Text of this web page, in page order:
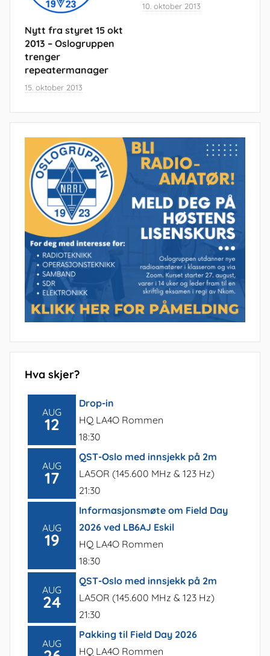
Nytt fra styret 15 okt
2013 – Oslogruppen
trenger
repeatermanager
15. oktober 2013
10. oktober 2013
Hva skjer?
AUG
12
Drop-in
HQ LA4O Rommen
18:30
AUG
17
QST-Oslo med innsjekk på 2m
LA5OR (145.600 MHz & 123 Hz)
21:30
AUG
19
Informasjonsmøte om Field Day
2026 ved LB6AJ Eskil
HQ LA4O Rommen
18:30
AUG
24
QST-Oslo med innsjekk på 2m
LA5OR (145.600 MHz & 123 Hz)
21:30
AUG
Pakking til Field Day 2026
HQ LA4O Rommen